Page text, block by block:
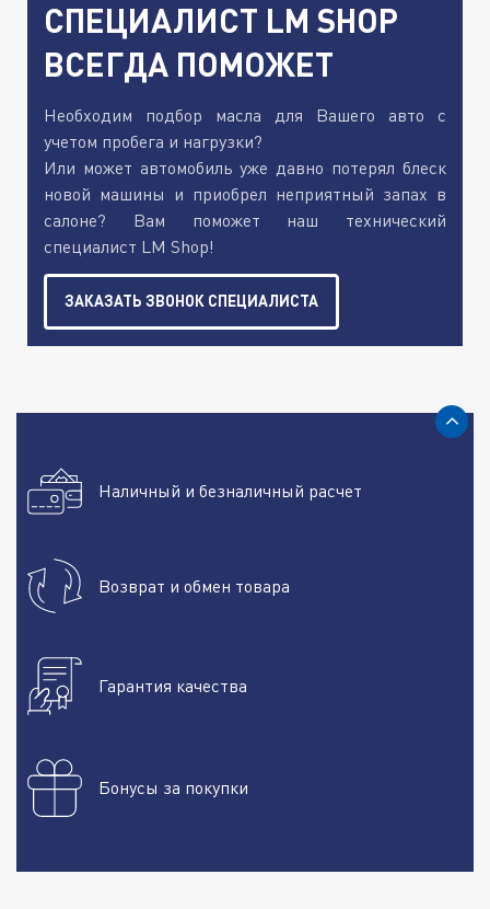
СПЕЦИАЛИСТ LM SHOP
ВСЕГДА ПОМОЖЕТ
Необходим подбор масла для Вашего авто с
учетом пробега и нагрузки?
Или может автомобиль уже давно потерял блеск
новой машины и приобрел неприятный запах в
салоне? Вам поможет наш технический
специалист LM Shop!
ЗАКАЗАТЬ ЗВОНОК СПЕЦИАЛИСТА
Наличный и безналичный расчет
Возврат и обмен товара
Гарантия качества
Бонусы за покупки